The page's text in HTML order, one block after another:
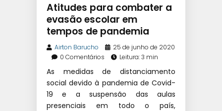
Atitudes para combater a
evasão escolar em
tempos de pandemia
Airton Barucho
25 de junho de 2020
0 Comentários
Leitura: 3 min
As medidas de distanciamento
social devido à pandemia de Covid-
19 e a suspensão das aulas
presenciais em todo o país,